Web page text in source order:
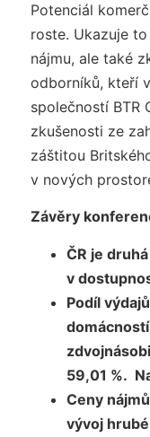
Potenciál
roste. Ukazuje
nájmu, ale také
odborníků, kteří
společností BTR
zkušenosti ze
záštitou
v nových
Závěry
ČR je
v
Podíl
59,01 %.
Ceny
vývoj